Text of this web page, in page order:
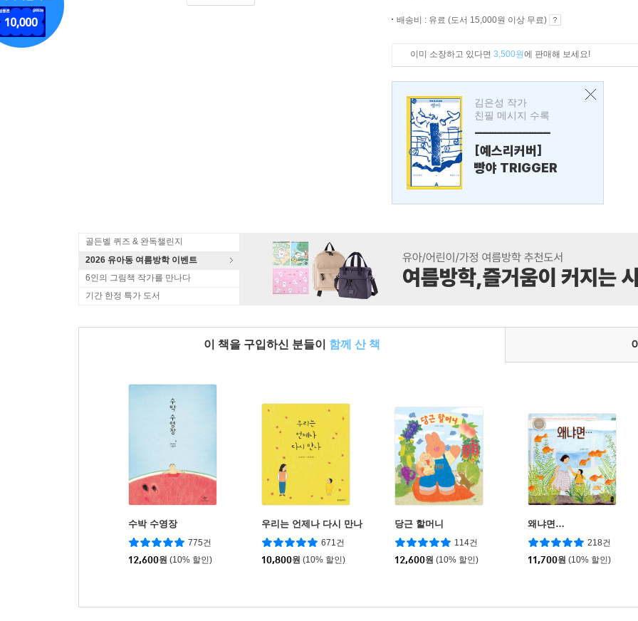
배송비 : 유료 (도서 15,000원 이상 무료)
이미 소장하고 있다면 3,500원에 판매해 보세요!
김은성 작가
친필 메시지 수록
---------------
[예스리커버]
빵야 TRIGGER
골든벨 퀴즈 & 완독챌린지
2026 유아동 여름방학 이벤트
6인의 그림책 작가를 만나다
기간 한정 특가 도서
이 책을 구입하신 분들이 함께 산 책
수박 수영장
775건
12,600원 (10% 할인)
우리는 언제나 다시 만나
671건
10,800원 (10% 할인)
당근 할머니
114건
12,600원 (10% 할인)
왜냐면…
218건
11,700원 (10% 할인)